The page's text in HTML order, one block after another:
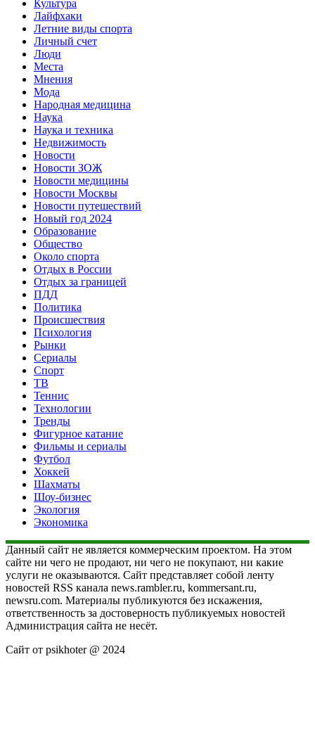
Культура
Лайфхаки
Летние виды спорта
Личный счет
Люди
Места
Мнения
Мода
Народная медицина
Наука
Наука и техника
Недвижимость
Новости
Новости ЗОЖ
Новости медицины
Новости Москвы
Новости путешествий
Новый год 2024
Образование
Общество
Около спорта
Отдых в России
Отдых за границей
ПДД
Политика
Происшествия
Психология
Рынки
Сериалы
Спорт
ТВ
Теннис
Технологии
Тренды
Фигурное катание
Фильмы и сериалы
Футбол
Хоккей
Шахматы
Шоу-бизнес
Экология
Экономика
Данный сайт не является коммерческим проектом. На этом
сайте ни чего не продают, ни чего не покупают, ни какие
услуги не оказываются. Сайт представляет собой ленту
новостей RSS канала news.rambler.ru, kommersant.ru,
newsru.com. Материалы публикуются без искажения,
ответственность за достоверность публикуемых новостей
Администрация сайта не несёт.
Сайт от psikhoter @ 2024